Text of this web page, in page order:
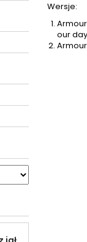
Wersje:
our